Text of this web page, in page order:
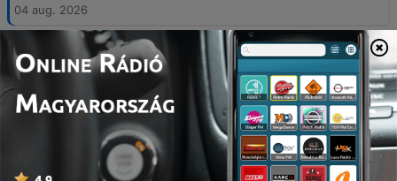
04 aug. 2026
129
From Netflix Twisted Romances to Real-Life
Nightmares: Toxic Love, Social Media Tragedies
& Reality TV Chaos, A Toxic Love Story, The Sara
Gilson Case, RHOC, MAFS & Euphoria
28 júl. 2026
Ep 127: Amy Griffin and The Tell Controversy &
Real Housewives of Orange County Recap
21 júl. 2026